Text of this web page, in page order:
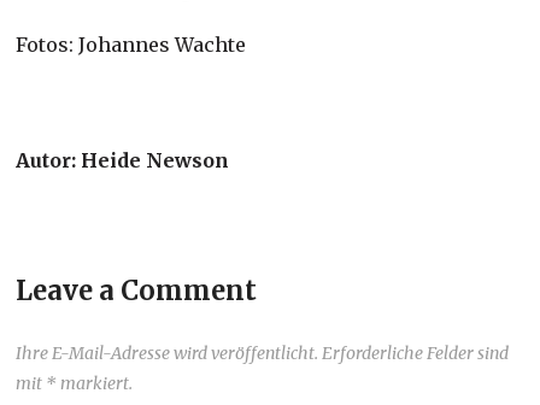
Fotos: Johannes Wachte
Autor: Heide Newson
Leave a Comment
Ihre E-Mail-Adresse wird veröffentlicht. Erforderliche Felder sind
mit * markiert.